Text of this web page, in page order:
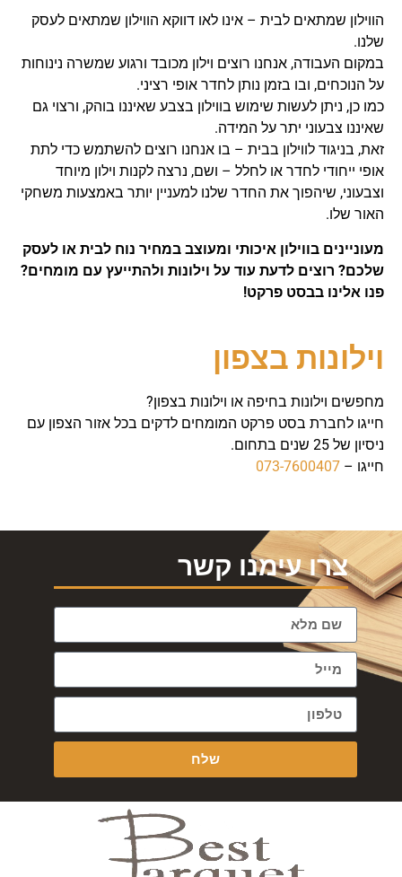
הווילון שמתאים לבית – אינו לאו דווקא הווילון שמתאים לעסק
שלנו.
במקום העבודה, אנחנו רוצים וילון מכובד ורגוע שמשרה נינוחות
על הנוכחים, ובו בזמן נותן לחדר אופי רציני.
כמו כן, ניתן לעשות שימוש בווילון בצבע שאיננו בוהק, ורצוי גם
שאיננו צבעוני יתר על המידה.
זאת, בניגוד לווילון בבית – בו אנחנו רוצים להשתמש כדי לתת
אופי ייחודי לחדר או לחלל – ושם, נרצה לקנות וילון מיוחד
וצבעוני, שיהפוך את החדר שלנו למעניין יותר באמצעות משחקי
האור שלו.
מעוניינים בווילון איכותי ומעוצב במחיר נוח לבית או לעסק
שלכם? רוצים לדעת עוד על וילונות ולהתייעץ עם מומחים?
פנו אלינו בבסט פרקט!
וילונות בצפון
מחפשים וילונות בחיפה או וילונות בצפון?
חייגו לחברת בסט פרקט המומחים לדקים בכל אזור הצפון עם
ניסיון של 25 שנים בתחום.
חייגו – 073-7600407
צרו עימנו קשר
שלח